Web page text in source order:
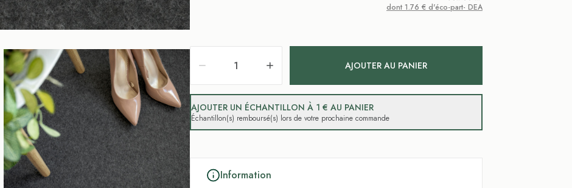
dont 1.76 € d'éco-part- DEA
AJOUTER AU PANIER
AJOUTER UN ÉCHANTILLON À 1 € AU PANIER
Échantillon(s) remboursé(s) lors de votre prochaine commande
Information